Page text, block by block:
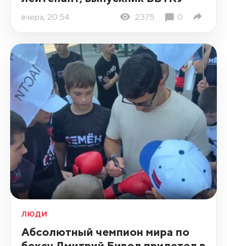
вчера, 20:54 2375 0
ЛЮДИ
Абсолютный чемпион мира по